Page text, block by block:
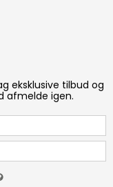
eksklusive tilbud og
afmelde igen.